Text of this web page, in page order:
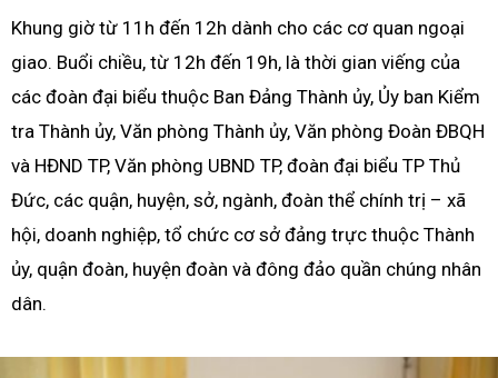
Khung giờ từ 11h đến 12h dành cho các cơ quan ngoại
giao. Buổi chiều, từ 12h đến 19h, là thời gian viếng của
các đoàn đại biểu thuộc Ban Đảng Thành ủy, Ủy ban Kiểm
tra Thành ủy, Văn phòng Thành ủy, Văn phòng Đoàn ĐBQH
và HĐND TP, Văn phòng UBND TP, đoàn đại biểu TP Thủ
Đức, các quận, huyện, sở, ngành, đoàn thể chính trị – xã
hội, doanh nghiệp, tổ chức cơ sở đảng trực thuộc Thành
ủy, quận đoàn, huyện đoàn và đông đảo quần chúng nhân
dân.